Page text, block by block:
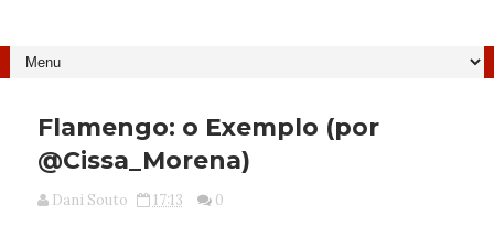
Flamengo: o Exemplo (por
@Cissa_Morena)
Dani Souto 17:13 0